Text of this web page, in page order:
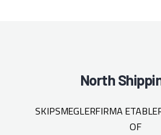
North
SKIPSMEGLERFIRMA
OF